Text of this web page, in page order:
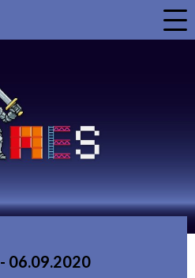
accessibility.time_to
- 06.09.2020